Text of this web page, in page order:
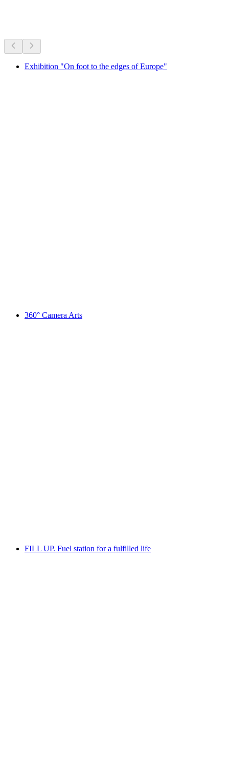
Exhibition "On foot to the edges of Europe"
360° Camera Arts
FILL UP. Fuel station for a fulfilled life